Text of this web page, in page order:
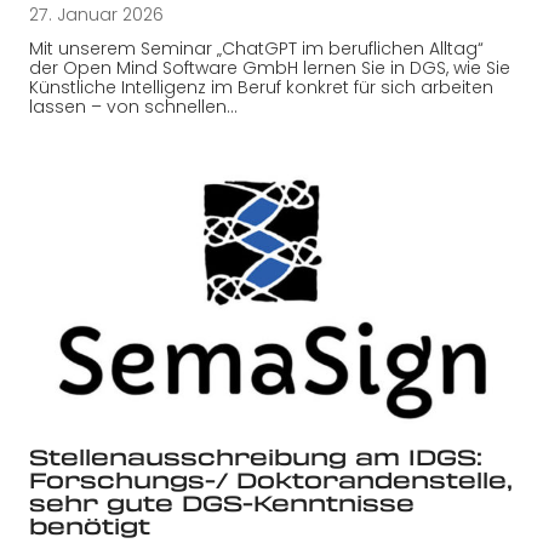
27. Januar 2026
Mit unserem Seminar „ChatGPT im beruflichen Alltag“
der Open Mind Software GmbH lernen Sie in DGS, wie Sie
Künstliche Intelligenz im Beruf konkret für sich arbeiten
lassen – von schnellen…
Stellenausschreibung am IDGS:
Forschungs-/ Doktorandenstelle,
sehr gute DGS-Kenntnisse
benötigt